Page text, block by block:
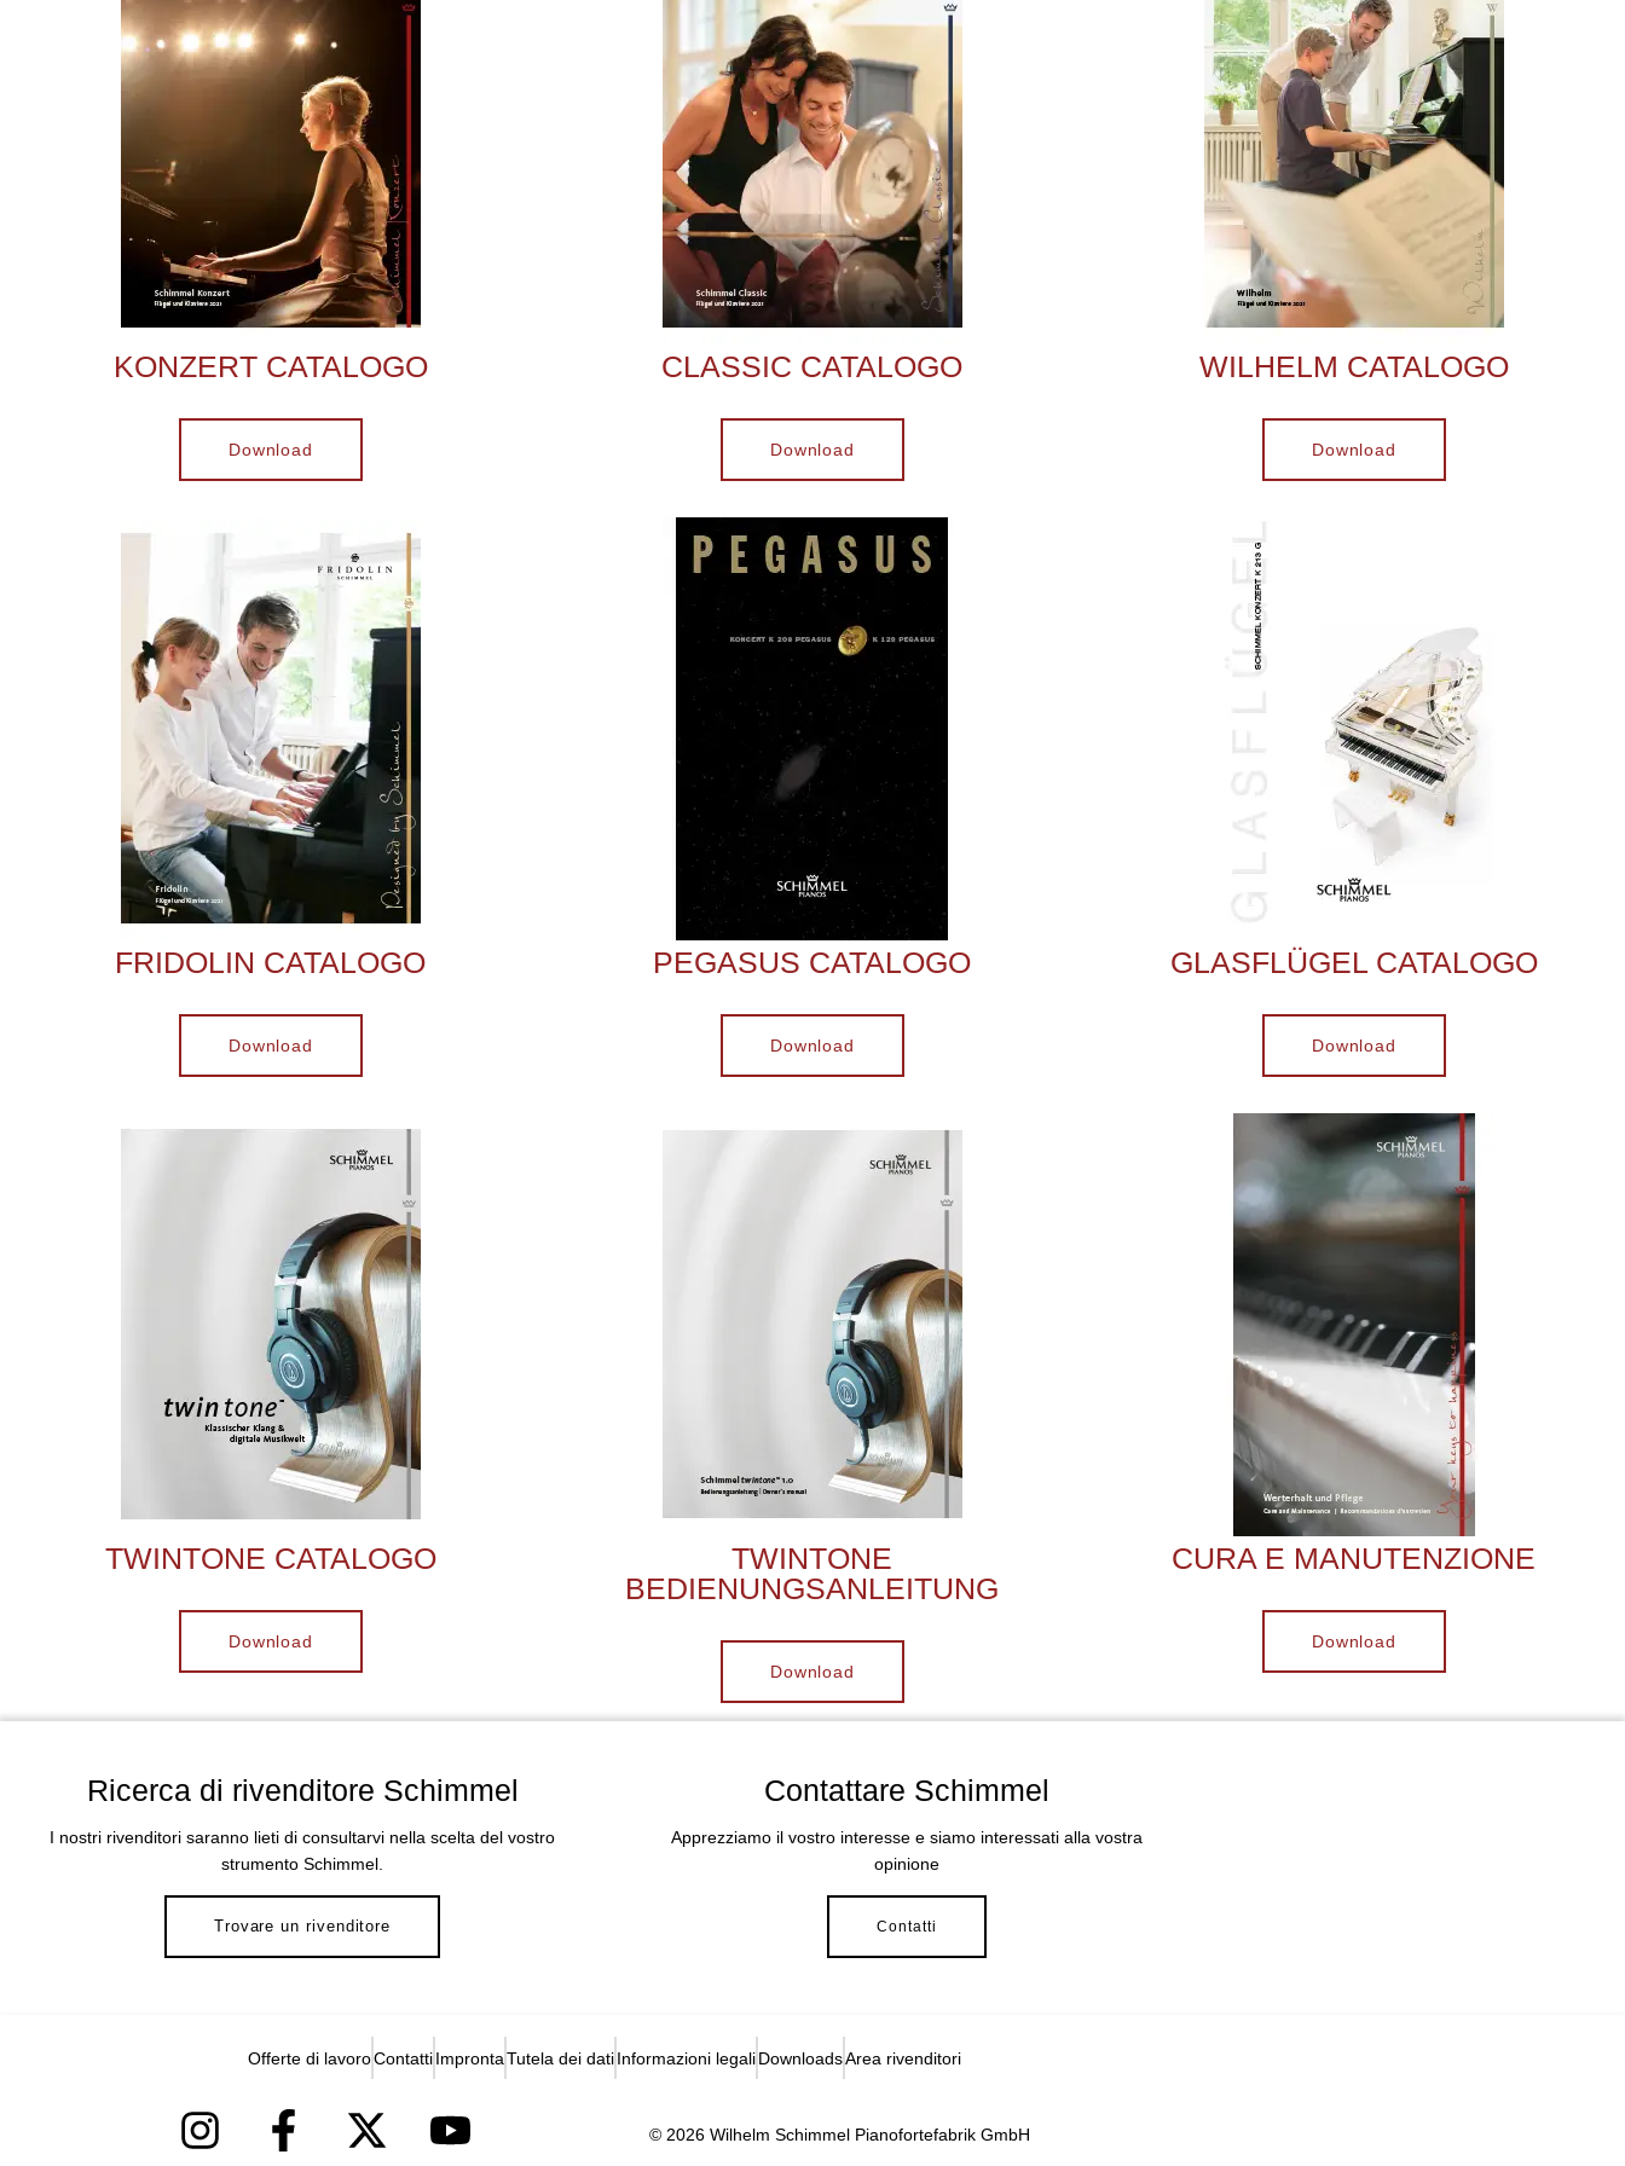
KONZERT CATALOGO
Download
CLASSIC CATALOGO
Download
WILHELM CATALOGO
Download
FRIDOLIN CATALOGO
Download
PEGASUS CATALOGO
Download
GLASFLÜGEL CATALOGO
Download
TWINTONE CATALOGO
Download
TWINTONE
BEDIENUNGSANLEITUNG
Download
CURA E MANUTENZIONE
Download
Ricerca di rivenditore Schimmel
I nostri rivenditori saranno lieti di consultarvi nella scelta del vostro
strumento Schimmel.
Trovare un rivenditore
Contattare Schimmel
Apprezziamo il vostro interesse e siamo interessati alla vostra
opinione
Contatti
Offerte di lavoroContattiImprontaTutela dei datiInformazioni legaliDownloadsArea rivenditori
© 2026 Wilhelm Schimmel Pianofortefabrik GmbH